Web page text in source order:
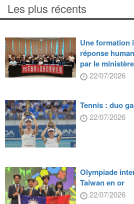
Les plus récents
Une formation
réponse
par le
22/07/2026
Tennis : duo
22/07/2026
Olympiade
Taiwan en or
22/07/2026